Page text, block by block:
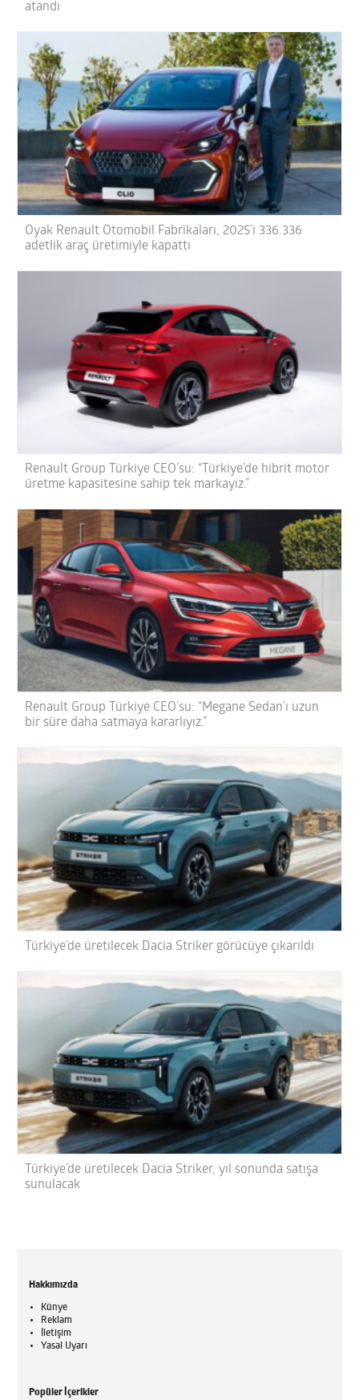
atandı
Oyak Renault Otomobil Fabrikaları, 2025’i 336.336
adetlik araç üretimiyle kapattı
Renault Group Türkiye CEO’su: “Türkiye’de hibrit motor
üretme kapasitesine sahip tek markayız.”
Renault Group Türkiye CEO’su: “Megane Sedan’ı uzun
bir süre daha satmaya kararlıyız.”
Türkiye’de üretilecek Dacia Striker görücüye çıkarıldı
Türkiye’de üretilecek Dacia Striker, yıl sonunda satışa
sunulacak
Hakkımızda
Künye
Reklam
İletişim
Yasal Uyarı
Popüler İçerikler